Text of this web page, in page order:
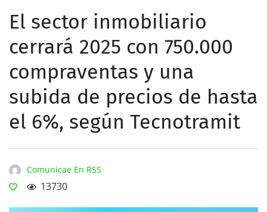
El sector inmobiliario
cerrará 2025 con 750.000
compraventas y una
subida de precios de hasta
el 6%, según Tecnotramit
Comunicae En RSS
13730